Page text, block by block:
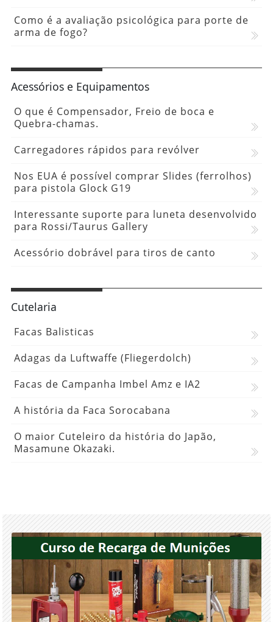
Como é a avaliação psicológica para porte de
arma de fogo?
Acessórios e Equipamentos
O que é Compensador, Freio de boca e
Quebra-chamas.
Carregadores rápidos para revólver
Nos EUA é possível comprar Slides (ferrolhos)
para pistola Glock G19
Interessante suporte para luneta desenvolvido
para Rossi/Taurus Gallery
Acessório dobrável para tiros de canto
Cutelaria
Facas Balisticas
Adagas da Luftwaffe (Fliegerdolch)
Facas de Campanha Imbel Amz e IA2
A história da Faca Sorocabana
O maior Cuteleiro da história do Japão,
Masamune Okazaki.